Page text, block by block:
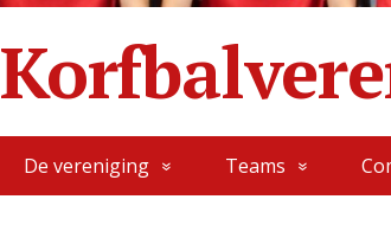
De vereniging Teams